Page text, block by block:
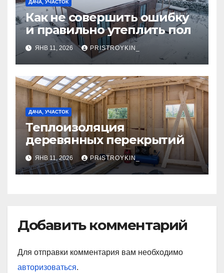
ДАЧА, УЧАСТОК
Как не совершить ошибку
и правильно утеплить пол
ЯНВ 11, 2026 PRISTROYKIN_
ДАЧА, УЧАСТОК
Теплоизоляция
деревянных перекрытий
ЯНВ 11, 2026 PRISTROYKIN_
Добавить комментарий
Для отправки комментария вам необходимо
авторизоваться.